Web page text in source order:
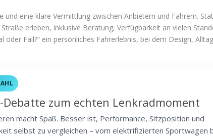
und eine klare Vermittlung zwischen Anbietern und Fahrern.
erleben, inklusive Beratung, Verfügbarkeit an vielen
oder Fail?“ ein persönliches Fahrerlebnis, bei dem Design,
Debatte zum echten Lenkradmoment
macht Spaß. Besser ist, Performance, Sitzposition und
selbst zu vergleichen – vom elektrifizierten Sportwagen